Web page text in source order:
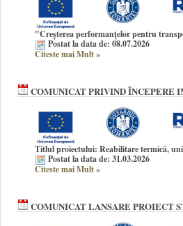
"Creșterea performanțelor pentru
Postat la data de: 08.07.2026
Citeste mai Mult»
COMUNICAT PRIVIND ÎNCEPERE
Titlul proiectului: Reabilitare termică,
Postat la data de: 31.03.2026
Citeste mai Mult»
COMUNICAT LANSARE PROIECT